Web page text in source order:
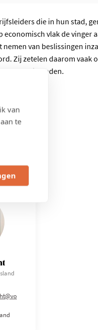
van
te
die in hun stad,
vlak de vinger
van beslissingen
Zij zetelen daarom vaak
adviesraden.